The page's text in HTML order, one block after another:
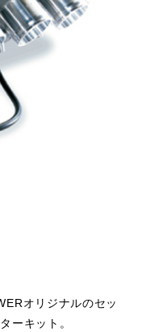
オリジナルのセッ
ーキット。